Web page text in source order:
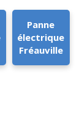
Panne
électrique
Fréauville